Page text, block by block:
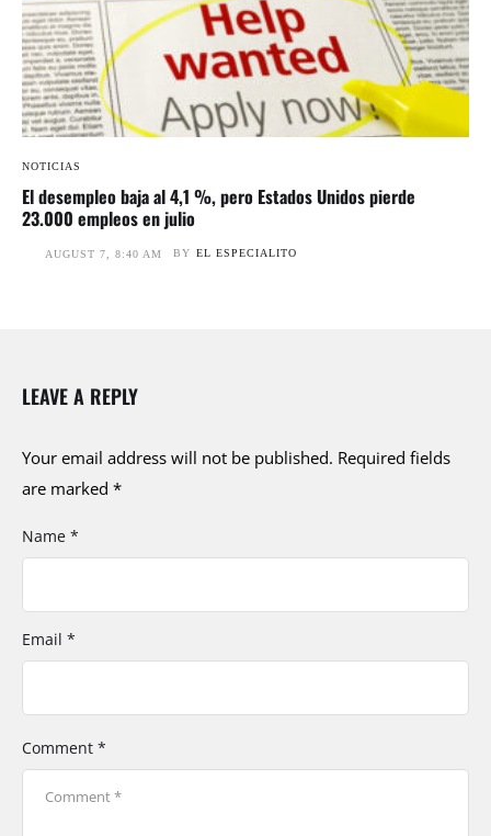
NOTICIAS
El desempleo baja al 4,1 %, pero Estados Unidos pierde
23.000 empleos en julio
AUGUST 7, 8:40 AM BY EL ESPECIALITO
LEAVE A REPLY
Your email address will not be published. Required fields
are marked *
Comment *
Name *
Email *